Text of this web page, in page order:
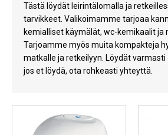
Matkavarusteet
Auto ja peräkärry
Kaasu
Kylmälaitteet
Tästä löydät leirintälomalla ja
tarvikkeet. Valikoimamme tarjoaa
kemialliset käymälät, wc-kemikaalit ja
Tarjoamme myös muita kompakteja
matkalle ja retkeilyyn. Löydät
jos et löydä, ota rohkeasti yhteyttä.